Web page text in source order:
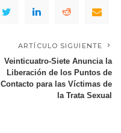
ARTÍCULO SIGUIENTE
Veinticuatro-Siete Anuncia la
Liberación de los Puntos de
Contacto para las Víctimas de
la Trata Sexual